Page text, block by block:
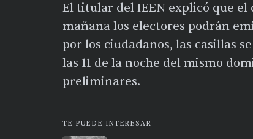
El titular del IEEN explicó que
mañana los electores podrán
por los ciudadanos, las casillas
las 11 de la noche del mismo
preliminares.
TE PUEDE INTERESAR